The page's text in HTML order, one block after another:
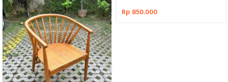
Rp 850.000